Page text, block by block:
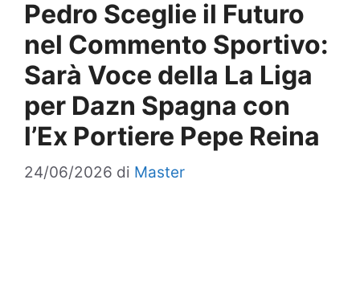
Pedro Sceglie il Futuro
nel Commento Sportivo:
Sarà Voce della La Liga
per Dazn Spagna con
l’Ex Portiere Pepe Reina
24/06/2026 di Master